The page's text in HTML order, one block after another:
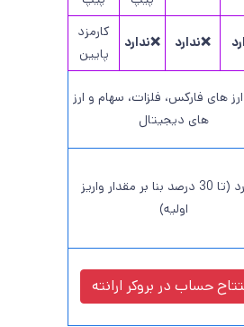
❌ندارد ❌ندارد
کارمزد
پایین
های فارکس، فلزات، سهام و ارز
های دیجیتال
دارد (تا 30 درصد بنا بر مقدار واریز
اولیه)
حساب در بروکر ارانته